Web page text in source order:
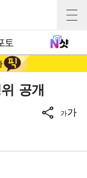
토
공개
가가